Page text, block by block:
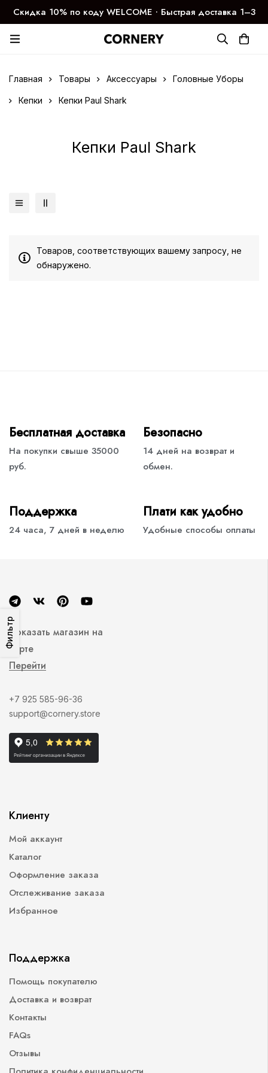
Скидка 10% по коду WELCOME ∙ Быстрая доставка 1–3
дня
Главная Товары Аксессуары Головные Уборы
Кепки Кепки Paul Shark
Кепки Paul Shark
Фильтр
Товаров, соответствующих вашему запросу, не
обнаружено.
Бесплатная доставка
На покупки свыше 35000
руб.
Безопасно
14 дней на возврат и
обмен.
Поддержка
24 часа, 7 дней в неделю
Плати как удобно
Удобные способы оплаты
Показать магазин на
карте
Перейти
+7 925 585-96-36
support@cornery.store
Клиенту
Мой аккаунт
Каталог
Оформление заказа
Отслеживание заказа
Избранное
Поддержка
Помощь покупателю
Доставка и возврат
Контакты
FAQs
Отзывы